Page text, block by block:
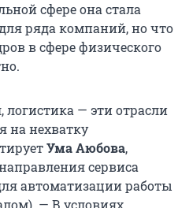
сфере она стала
ряда компаний, но что
в сфере физического
логистика — эти отрасли
на нехватку
Ума Аюбова,
сервиса
автоматизации работы
— В условиях